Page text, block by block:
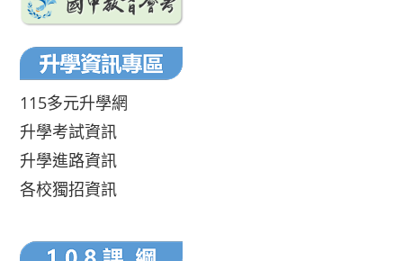
115多元升學網
升學考試資訊
升學進路資訊
各校獨招資訊